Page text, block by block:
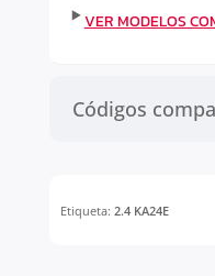
Códigos
Etiqueta: 2.4 KA24E